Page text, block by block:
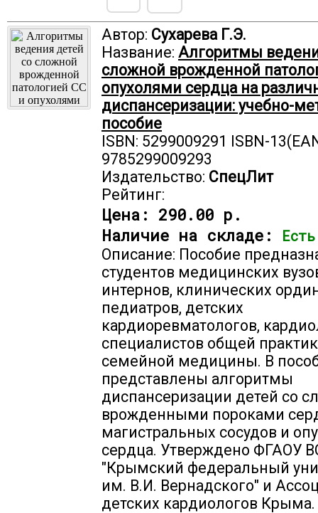
Автор: Сухарева Г.Э.
Название: Алгоритмы
сложной врожденной
опухолями сердца на
диспансеризации: учебно-
пособие
ISBN: 5299009291 ISBN-
9785299009293
Издательство: СпецЛит
Рейтинг:
Цена: 290.00 р.
Наличие на складе:
Описание: Пособие
студентов медицинских
интернов, клинических
педиатров, детских
кардиоревматологов,
специалистов общей
семейной медицины. В
представлены алгоритмы
диспансеризации детей со
врожденными пороками
магистральных сосудов и
сердца. Утверждено ФГАОУ
"Крымский федеральный
им. В.И. Вернадского" и
детских кардиологов Крыма.